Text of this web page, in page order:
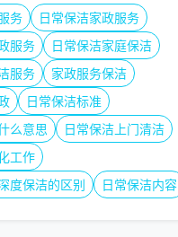
务
日常保洁家政服务
服务
日常保洁家庭保洁
服务
家政服务保洁
日常保洁标准
么意思
日常保洁上门清洁
工作
度保洁的区别
日常保洁内容